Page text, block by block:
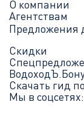
О компании
Агентствам
Предложения
Скидки
Скачать гид
Мы в соцсетях: